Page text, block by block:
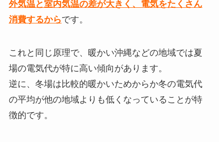
外気温と室内気温の差が大きく、電気をたくさん
消費するからです。
これと同じ原理で、暖かい沖縄などの地域では夏
場の電気代が特に高い傾向 があります。
逆に、 冬場は比較的暖かいためからか冬の電気代
の平均が他の地域よりも低くなっていることが特
徴的です。